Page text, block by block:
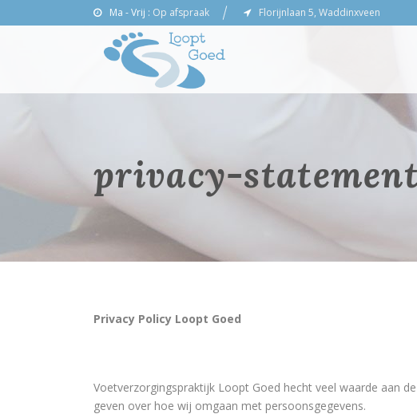
Ma - Vrij : Op afspraak Florijnlaan 5, Waddinxveen
privacy-
Privacy Policy Loopt Goed
Voetverzorgingspraktijk Loopt Goed hecht veel waarde aan
geven over hoe wij omgaan met persoonsgegevens.